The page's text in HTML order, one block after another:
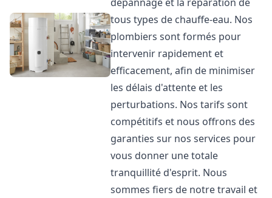
tous types de chauffe-eau. Nos
plombiers sont formés pour
intervenir rapidement et
efficacement, afin de minimiser
les délais d'attente et les
perturbations. Nos tarifs sont
compétitifs et nous offrons des
garanties sur nos services pour
vous donner une totale
tranquillité d'esprit. Nous
sommes fiers de notre travail et